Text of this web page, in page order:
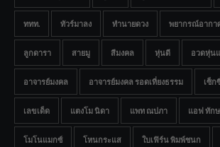
ททท. ทัวร์มาลง ทำนายดวง พยากรณ์อากา
ลูกดารา สายมู สีมงคล หุ่นดี อวดหุ่น
อาจารย์มงคล อาจารย์มงคล รอดเที่ยงธรรม เซ็ก
เลขเด็ด แตงโม นิดา แพท ณปภา แอฟ ทัก
โมโนแมกซ์ โหนกระแส ใบเฟิร์น พิมพ์ชนก